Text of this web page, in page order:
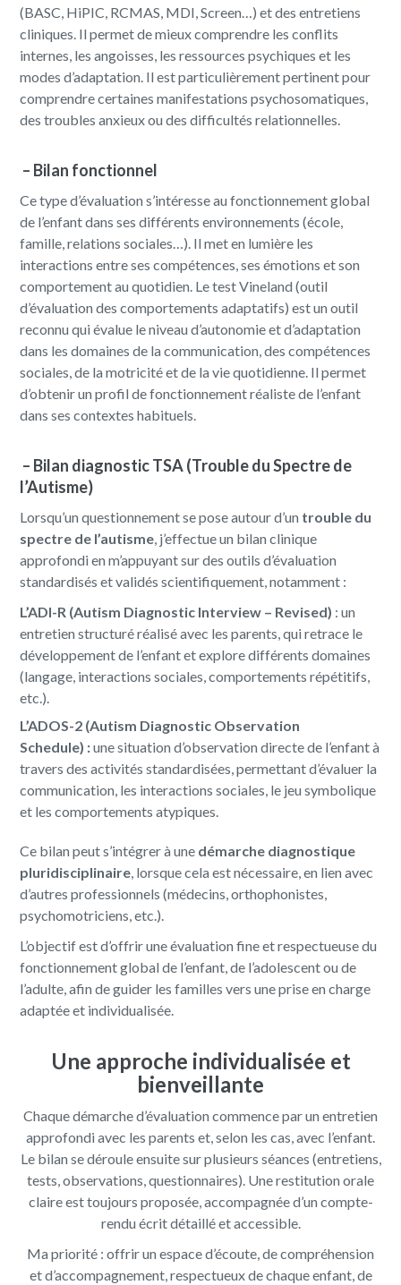
(BASC, HiPIC, RCMAS, MDI, Screen…) et des entretiens
cliniques. Il permet de mieux comprendre les conflits
internes, les angoisses, les ressources psychiques et les
modes d’adaptation. Il est particulièrement pertinent pour
comprendre certaines manifestations psychosomatiques,
des troubles anxieux ou des difficultés relationnelles.
– Bilan fonctionnel
Ce type d’évaluation s’intéresse au fonctionnement global
de l’enfant dans ses différents environnements (école,
famille, relations sociales…). Il met en lumière les
interactions entre ses compétences, ses émotions et son
comportement au quotidien. Le test Vineland (outil
d’évaluation des comportements adaptatifs) est un outil
reconnu qui évalue le niveau d’autonomie et d’adaptation
dans les domaines de la communication, des compétences
sociales, de la motricité et de la vie quotidienne. Il permet
d’obtenir un profil de fonctionnement réaliste de l’enfant
dans ses contextes habituels.
– Bilan diagnostic TSA (Trouble du Spectre de
l’Autisme)
Lorsqu’un questionnement se pose autour d’un trouble du
spectre de l’autisme, j’effectue un bilan clinique
approfondi en m’appuyant sur des outils d’évaluation
standardisés et validés scientifiquement, notamment :
L’ADI-R (Autism Diagnostic Interview – Revised) : un
entretien structuré réalisé avec les parents, qui retrace le
développement de l’enfant et explore différents domaines
(langage, interactions sociales, comportements répétitifs,
etc.).
L’ADOS-2 (Autism Diagnostic Observation
Schedule) :une situation d’observation directe de l’enfant à
travers des activités standardisées, permettant d’évaluer la
communication, les interactions sociales, le jeu symbolique
et les comportements atypiques.
Ce bilan peut s’intégrer à une démarche diagnostique
pluridisciplinaire, lorsque cela est nécessaire, en lien avec
d’autres professionnels (médecins, orthophonistes,
psychomotriciens, etc.).
L’objectif est d’offrir une évaluation fine et respectueuse du
fonctionnement global de l’enfant, de l’adolescent ou de
l’adulte, afin de guider les familles vers une prise en charge
adaptée et individualisée.
Une approche individualisée et
bienveillante
Chaque démarche d’évaluation commence par un entretien
approfondi avec les parents et, selon les cas, avec l’enfant.
Le bilan se déroule ensuite sur plusieurs séances (entretiens,
tests, observations, questionnaires). Une restitution orale
claire est toujours proposée, accompagnée d’un compte-
rendu écrit détaillé et accessible.
Ma priorité : offrir un espace d’écoute, de compréhension
et d’accompagnement, respectueux de chaque enfant, de